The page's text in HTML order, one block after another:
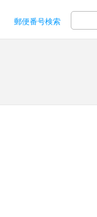
郵便番号検索